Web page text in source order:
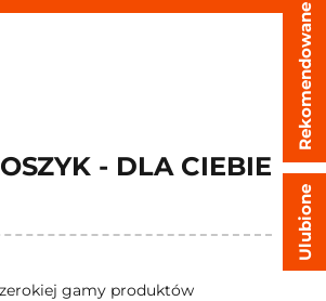
- DLA CIEBIE
gamy produktów
Rekomendowane
Ulubione